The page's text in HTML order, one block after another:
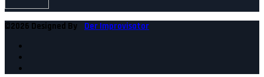
©2026 Designed By Der Improvisator